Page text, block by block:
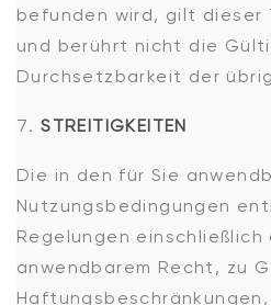
befunden wird, gilt dieser
und berührt nicht die
Durchsetzbarkeit der
STREITIGKEITEN
Die in den für Sie
Nutzungsbedingungen
Regelungen einschließlich
anwendbarem Recht, zu
Haftungsbeschränkungen,